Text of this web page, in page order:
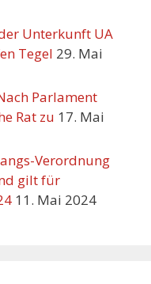
Unterkunft UA
Tegel 29. Mai
Parlament
Rat zu 17. Mai
Verordnung
gilt für
11. Mai 2024